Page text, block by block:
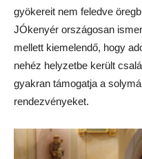
gyökereit nem feledve
JÓkenyér országosan
mellett kiemelendő, hogy
nehéz helyzetbe került
gyakran támogatja a
rendezvényeket.